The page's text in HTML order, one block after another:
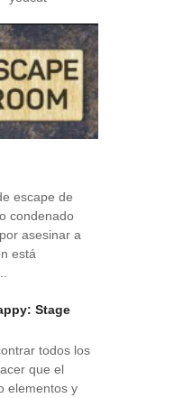
escape de
condenado
asesinar a
está
Stage
todos los
que el
elementos y